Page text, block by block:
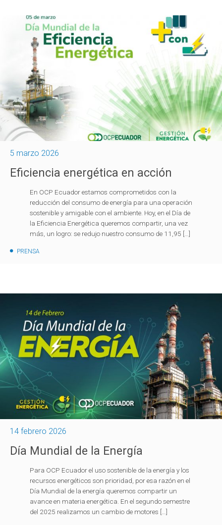
5 marzo 2026
Eficiencia energética en acción
En OCP Ecuador estamos comprometidos con la
reducción del consumo de energía para una operación
sostenible y amigable con el ambiente. Hoy, en el Día de
la Eficiencia Energética queremos compartir, una vez
más, un logro: se redujo nuestro consumo de 11,95 […]
PRENSA
14 febrero 2026
Día Mundial de la Energía
Para OCP Ecuador el uso sostenible de la energía y los
recursos energéticos son prioridad, por esa razón en el
Día Mundial de la energía queremos compartir un
avance en materia energética. En el segundo semestre
del 2025 realizamos un cambio de motores […]